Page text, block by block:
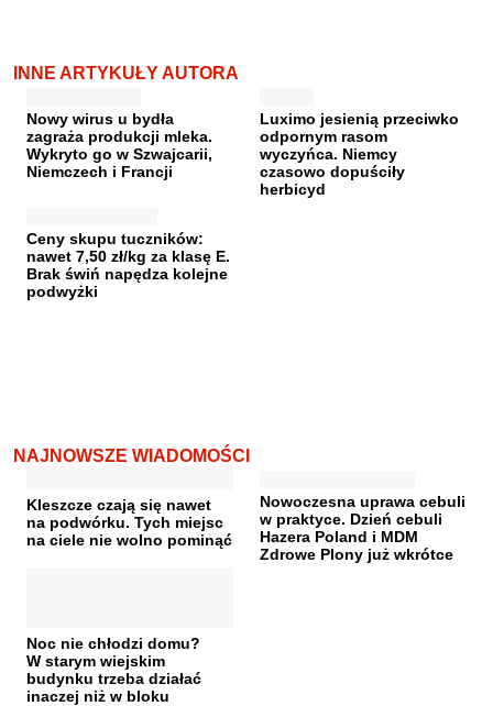
INNE ARTYKUŁY AUTORA
Nowy wirus u bydła
zagraża produkcji mleka.
Wykryto go w Szwajcarii,
Niemczech i Francji
Luximo jesienią przeciwko
odpornym rasom
wyczyńca. Niemcy
czasowo dopuściły
herbicyd
Ceny skupu tuczników:
nawet 7,50 zł/kg za klasę E.
Brak świń napędza kolejne
podwyżki
NAJNOWSZE WIADOMOŚCI
Kleszcze czają się nawet
na podwórku. Tych miejsc
na ciele nie wolno pominąć
Nowoczesna uprawa cebuli
w praktyce. Dzień cebuli
Hazera Poland i MDM
Zdrowe Plony już wkrótce
Noc nie chłodzi domu?
W starym wiejskim
budynku trzeba działać
inaczej niż w bloku